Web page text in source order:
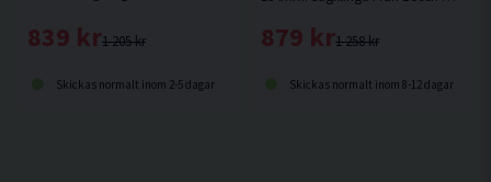
1 205 kr
839 kr
Skickas normalt inom 2-5 dagar
1 258 kr
879 kr
Skickas normalt inom 8-12 dagar